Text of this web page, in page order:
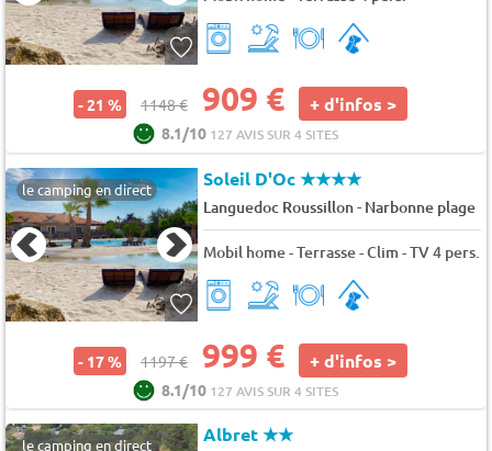
- 21 % 1148 € 909 € + d'infos >
8.1/10 127 AVIS SUR 4 SITES
le camping en direct Soleil D'Oc★★★★
Languedoc Roussillon- Narbonne plage
Mobil home - Terrasse - Clim - TV 4 pers.
- 17 % 1197 € 999 € + d'infos >
8.1/10 127 AVIS SUR 4 SITES
le camping en direct Albret★★